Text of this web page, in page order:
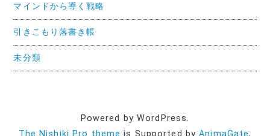
マインドから導く戦略
引きこもり落書き帳
未分類
Powered by WordPress.
The Nishiki Pro theme is Supported byAnimaGate,